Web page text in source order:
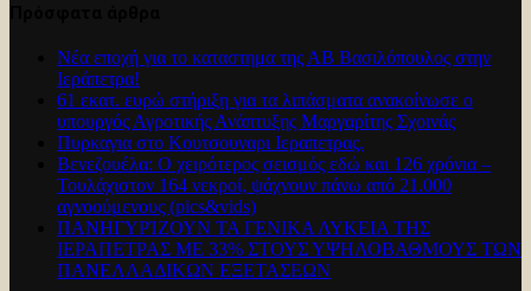
Νέα εποχή για το καταστημα της ΑΒ Βασιλόπουλος στην
Ιεράπετρα!
61 εκατ. ευρώ στήριξη για τα λιπάσματα ανακοίνωσε ο
υπουργός Αγροτικής Ανάπτυξης Μαργαρίτης Σχοινάς
Πυρκαγια στο Κουτσουναρι Ιεραπετρας.
Βενεζουέλα: Ο χειρότερος σεισμός εδώ και 126 χρόνια –
Τουλάχιστον 164 νεκροί, ψάχνουν πάνω από 21.000
αγνοούμενους (pics&vids)
ΠΑΝΗΓΥΡΊΖΟΥΝ ΤΑ ΓΕΝΙΚΑ ΛΥΚΕΙΑ ΤΗΣ
ΙΕΡΑΠΕΤΡΑΣ ΜΕ 33% ΣΤΟΥΣ ΥΨΗΛΟΒΑΘΜΟΥΣ ΤΩΝ
ΠΑΝΕΛΛΑΔΙΚΩΝ ΕΞΕΤΑΣΕΩΝ